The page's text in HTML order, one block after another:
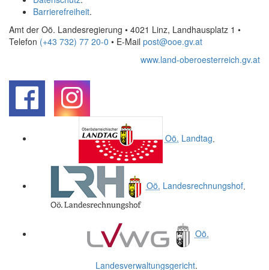
Barrierefreiheit.
Amt der Oö. Landesregierung • 4021 Linz, Landhausplatz 1 •
Telefon (+43 732) 77 20-0 • E-Mail post@ooe.gv.at
www.land-oberoesterreich.gv.at
Oö. Landtag.
Oö. Landesrechnungshof.
Oö.
Landesverwaltungsgericht.